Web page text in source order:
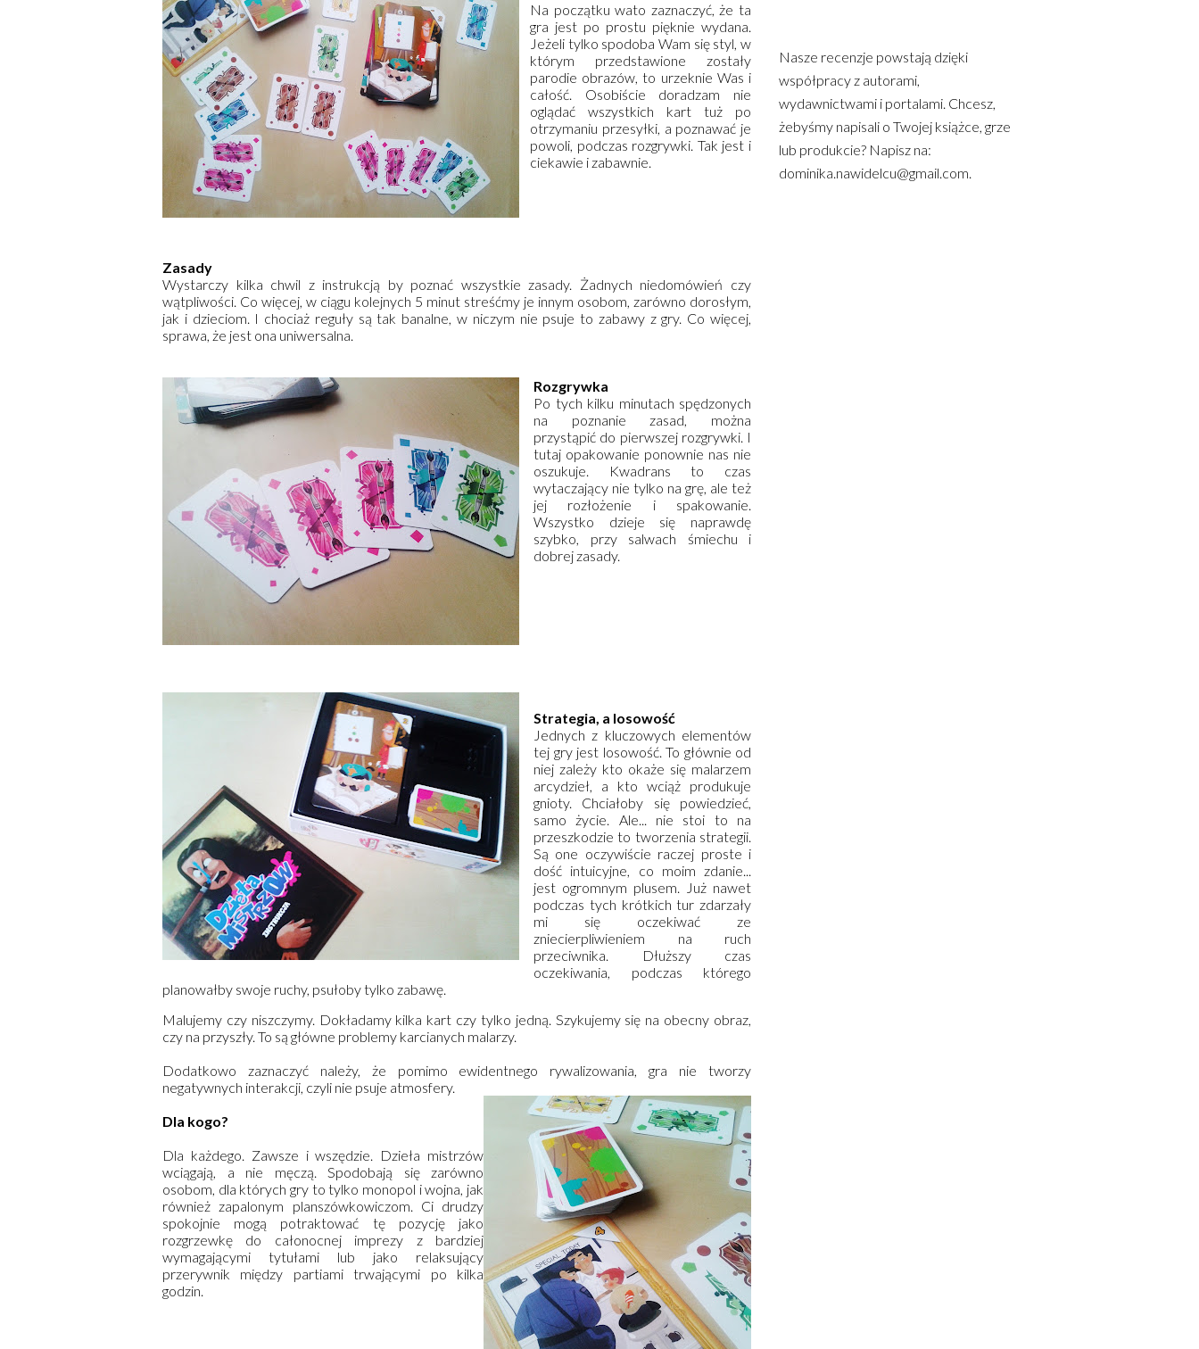
Na początku wato zaznaczyć, że ta
gra jest po prostu pięknie wydana.
Jeżeli tylko spodoba Wam się styl, w
którym przedstawione zostały
parodie obrazów, to urzeknie Was i
całość. Osobiście doradzam nie
oglądać wszystkich kart tuż po
otrzymaniu przesyłki, a poznawać je
powoli, podczas rozgrywki. Tak jest i
ciekawie i zabawnie.
Zasady
Wystarczy kilka chwil z instrukcją by poznać wszystkie zasady. Żadnych niedomówień czy
wątpliwości. Co więcej, w ciągu kolejnych 5 minut streśćmy je innym osobom, zarówno dorosłym,
jak i dzieciom. I chociaż reguły są tak banalne, w niczym nie psuje to zabawy z gry. Co więcej,
sprawa, że jest ona uniwersalna.
Rozgrywka
Po tych kilku minutach spędzonych
na poznanie zasad, można
przystąpić do pierwszej rozgrywki. I
tutaj opakowanie ponownie nas nie
oszukuje. Kwadrans to czas
wytaczający nie tylko na grę, ale też
jej rozłożenie i spakowanie.
Wszystko dzieje się naprawdę
szybko, przy salwach śmiechu i
dobrej zasady.
Strategia, a losowość
Jednych z kluczowych elementów
tej gry jest losowość. To głównie od
niej zależy kto okaże się malarzem
arcydzieł, a kto wciąż produkuje
gnioty. Chciałoby się powiedzieć,
samo życie. Ale... nie stoi to na
przeszkodzie to tworzenia strategii.
Są one oczywiście raczej proste i
dość intuicyjne, co moim zdanie...
jest ogromnym plusem. Już nawet
podczas tych krótkich tur zdarzały
mi się oczekiwać ze
zniecierpliwieniem na ruch
przeciwnika. Dłuższy czas
oczekiwania, podczas którego
planowałby swoje ruchy, psułoby tylko zabawę.
Malujemy czy niszczymy. Dokładamy kilka kart czy tylko jedną. Szykujemy się na obecny obraz,
czy na przyszły. To są główne problemy karcianych malarzy.
Dodatkowo zaznaczyć należy, że pomimo ewidentnego rywalizowania, gra nie tworzy
negatywnych interakcji, czyli nie psuje atmosfery.
Dla kogo?
Dla każdego. Zawsze i wszędzie. Dzieła mistrzów
wciągają, a nie męczą. Spodobają się zarówno
osobom, dla których gry to tylko monopol i wojna, jak
również zapalonym planszówkowiczom. Ci drudzy
spokojnie mogą potraktować tę pozycję jako
rozgrzewkę do całonocnej imprezy z bardziej
wymagającymi tytułami lub jako relaksujący
przerywnik między partiami trwającymi po kilka
godzin.
Nasze recenzje powstają dzięki
współpracy z autorami,
wydawnictwami i portalami. Chcesz,
żebyśmy napisali o Twojej książce, grze
lub produkcie? Napisz na:
dominika.nawidelcu@gmail.com.